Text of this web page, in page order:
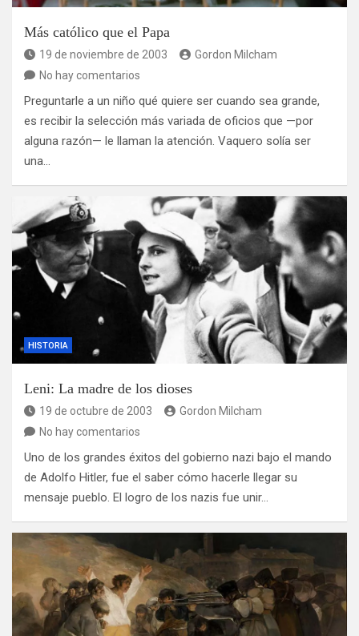
Más católico que el Papa
19 de noviembre de 2003
Gordon Milcham
No hay comentarios
Preguntarle a un niño qué quiere ser cuando sea grande,
es recibir la selección más variada de oficios que —por
alguna razón— le llaman la atención. Vaquero solía ser
una…
HISTORIA
Leni: La madre de los dioses
19 de octubre de 2003
Gordon Milcham
No hay comentarios
Uno de los grandes éxitos del gobierno nazi bajo el mando
de Adolfo Hitler, fue el saber cómo hacerle llegar su
mensaje pueblo. El logro de los nazis fue unir…